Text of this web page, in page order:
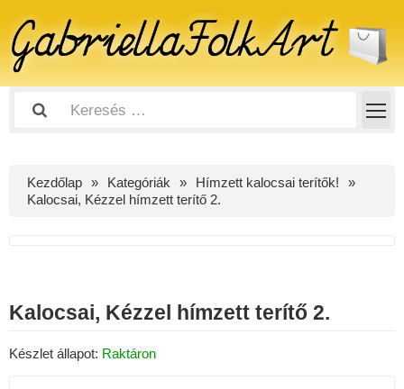
Kezdőlap Kategóriák
Hímzett kalocsai terítők!
Kalocsai, Kézzel hímzett terítő 2.
Kalocsai, Kézzel hímzett terítő 2.
Készlet állapot: Raktáron